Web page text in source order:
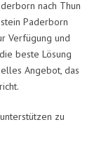
nach Thun
Paderborn
Verfügung und
beste Lösung
Angebot, das
zu